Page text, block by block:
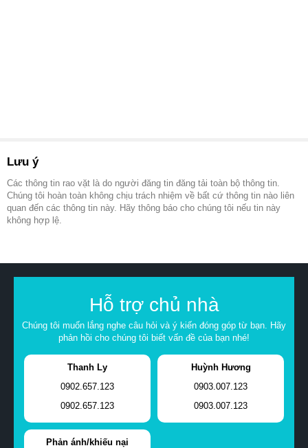
Lưu ý
Các thông tin rao vặt là do người đăng tin đăng tải toàn bộ thông tin.
Chúng tôi hoàn toàn không chịu trách nhiệm về bất cứ thông tin nào liên
quan đến các thông tin này. Hãy thông báo cho chúng tôi nếu tin này
không hợp lệ.
Hỗ trợ chủ nhà
Chúng tôi muốn lắng nghe câu hỏi và ý kiến đóng góp từ bạn. Hãy
phản hồi cho chúng tôi biết vấn đề của bạn nhé!
Thanh Ly
0902.657.123
0902.657.123
Huỳnh Hương
0903.007.123
0903.007.123
Phản ánh/khiếu nại